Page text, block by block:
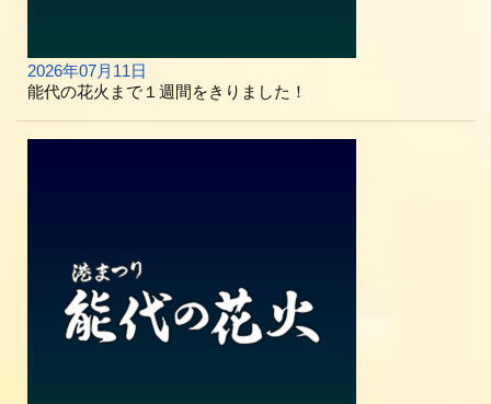
2026年07月11日
能代の花火まで１週間をきりました！